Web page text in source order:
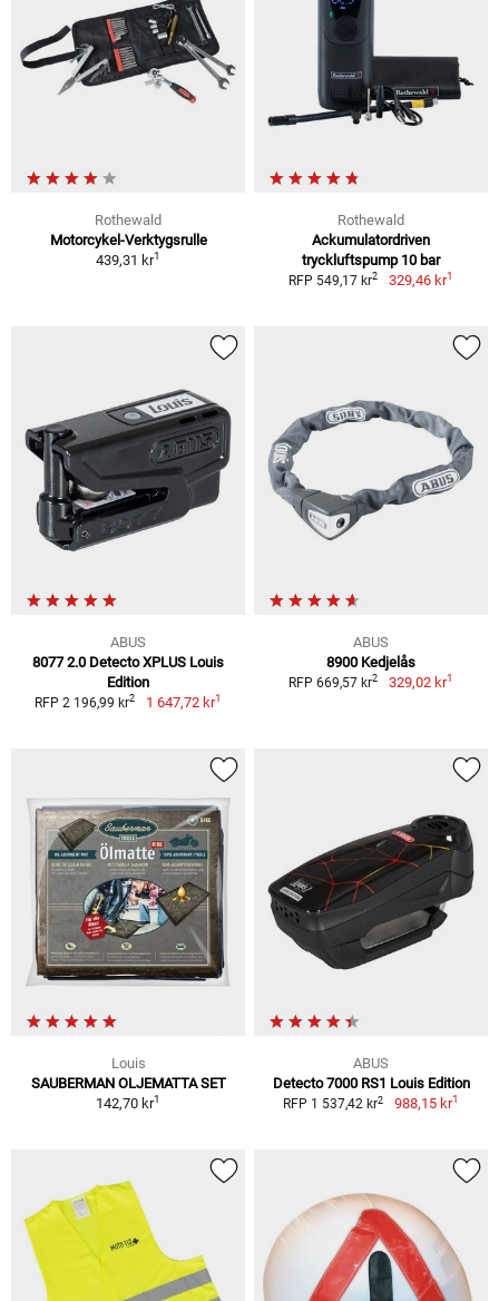
Rothewald
Motorcykel-Verktygsrulle
439,31 kr1
Rothewald
Ackumulatordriven
tryckluftspump 10 bar
RFP 549,17 kr2 329,46 kr1
ABUS
8077 2.0 Detecto XPLUS Louis
Edition
RFP 2 196,99 kr2 1 647,72 kr1
ABUS
8900 Kedjelås
RFP 669,57 kr2 329,02 kr1
Louis
SAUBERMAN OLJEMATTA SET
142,70 kr1
ABUS
Detecto 7000 RS1 Louis Edition
RFP 1 537,42 kr2 988,15 kr1